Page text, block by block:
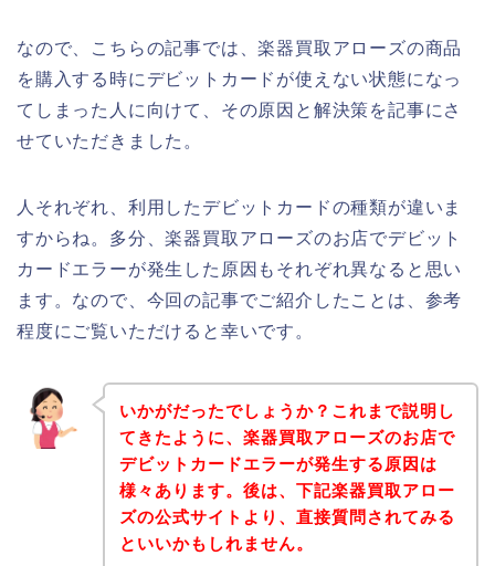
なので、こちらの記事では、楽器買取アローズの商品
を購入する時にデビットカードが使えない状態になっ
てしまった人に向けて、その原因と解決策を記事にさ
せていただきました。
人それぞれ、利用したデビットカードの種類が違いま
すからね。多分、楽器買取アローズのお店でデビット
カードエラーが発生した原因もそれぞれ異なると思い
ます。なので、今回の記事でご紹介したことは、参考
程度にご覧いただけると幸いです。
いかがだったでしょうか？これまで説明し
てきたように、楽器買取アローズのお店で
デビットカードエラーが発生する原因は
様々あります。後は、下記楽器買取アロー
ズの公式サイトより、直接質問されてみる
といいかもしれません。